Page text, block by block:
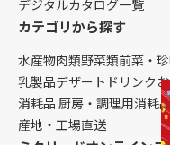
デジタルカタログ一覧
カテゴリから探す
水産物肉類野菜類前菜・
乳製品デザート ドリンク
消耗品 厨房・調理用消耗
産地・工場直送